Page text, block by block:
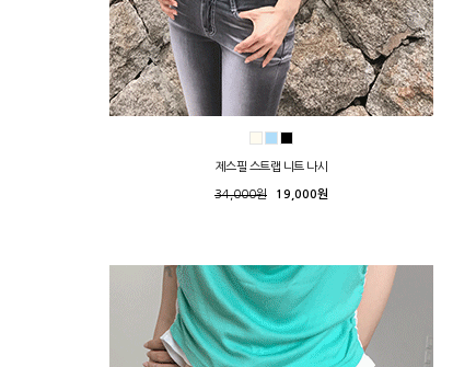
제스필 스트랩 니트 나시
34,000원 19,000원